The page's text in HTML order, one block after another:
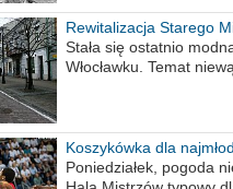
Rewitalizacja Starego
Stała się ostatnio
Włocławku. Temat
Koszykówka dla
Poniedziałek, pogoda